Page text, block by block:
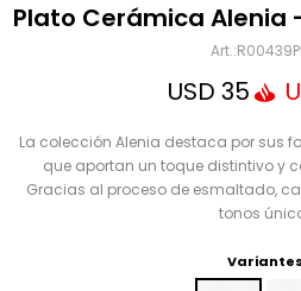
Plato Cerámica Alenia
USD 35
La colección Alenia destaca por sus
que aportan un toque distintivo y
Gracias al proceso de esmaltado,
tonos